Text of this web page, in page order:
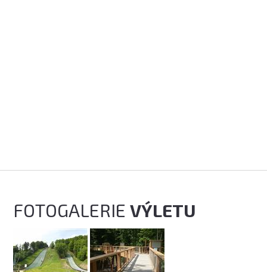
FOTOGALERIEVÝLETU